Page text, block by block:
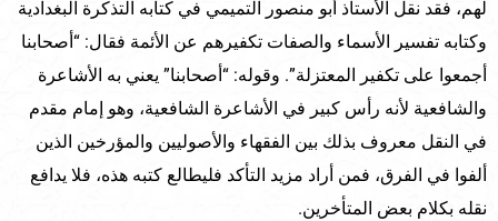
لهم، فقد نقل الأستاذ أبو منصور التميمي في كتابه التذكرة البغدادية
وكتابه تفسير الأسماء والصفات تكفيرهم عن الأئمة فقال: “أصحابنا
أجمعوا على تكفير المعتزلة”. وقوله: “أصحابنا” يعني به الأشاعرة
والشافعية لأنه رأس كبير في الأشاعرة الشافعية، وهو إمام مقدم
في النقل معروف بذلك بين الفقهاء والأصوليين والمؤرخين الذين
ألفوا في الفرق، فمن أراد مزيد التأكد فليطالع كتبه هذه، فلا يدافع
نقله بكلام بعض المتأخرين.